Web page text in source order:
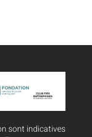
sont indicatives